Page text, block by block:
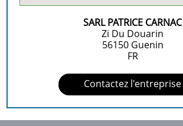
SARL PATRICE CARNAC
Zi Du Douarin
56150 Guenin
FR
Contactez l'entreprise